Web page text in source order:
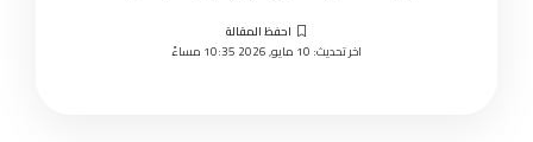
اخر تحديث: 10 مايو, 2026 10:35 مساءً